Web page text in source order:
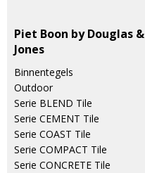
Piet Boon by Douglas &
Jones
Binnentegels
Outdoor
Serie BLEND Tile
Serie CEMENT Tile
Serie COAST Tile
Serie COMPACT Tile
Serie CONCRETE Tile